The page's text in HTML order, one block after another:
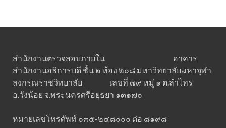
สำนักงานตรวจสอบภายใน อาคาร
สำนักงานอธิการบดี ชั้น ๒ ห้อง ๒๐๘ มหาวิทยาลัยมหาจุฬา
ลงกรณราชวิทยาลัย เลขที่ ๗๙ หมู่ ๑ ต.ลำไทร
อ.วังน้อย จ.พระนครศรีอยุธยา ๑๓๑๗๐
หมายเลขโทรศัพท์ ๐๓๕-๒๔๘๐๐๐ ต่อ ๘๑๙๘